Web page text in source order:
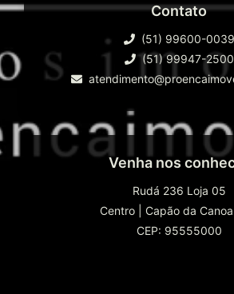
Contato
(51) 99600-0039
(51) 99947-2500
Venha nos
Rudá 236 Loja 05
Centro
Capão da Canoa
CEP: 95555000